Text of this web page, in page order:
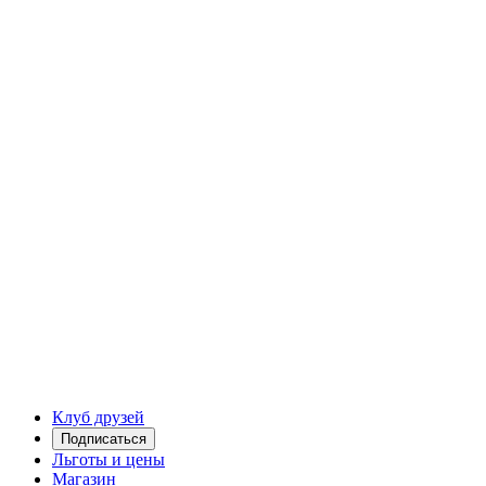
Клуб друзей
Подписаться
Льготы и цены
Магазин